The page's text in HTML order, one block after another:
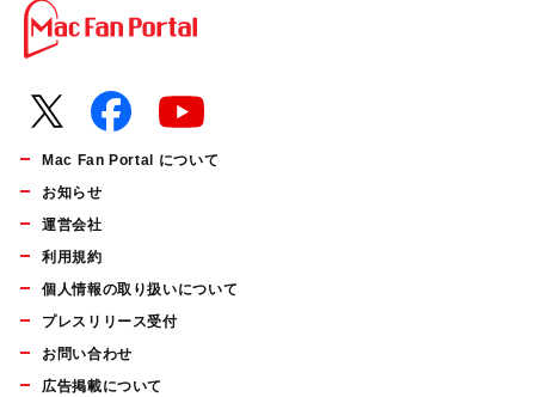
Mac Fan Portal について
お知らせ
運営会社
利用規約
個人情報の取り扱いについて
プレスリリース受付
お問い合わせ
広告掲載について